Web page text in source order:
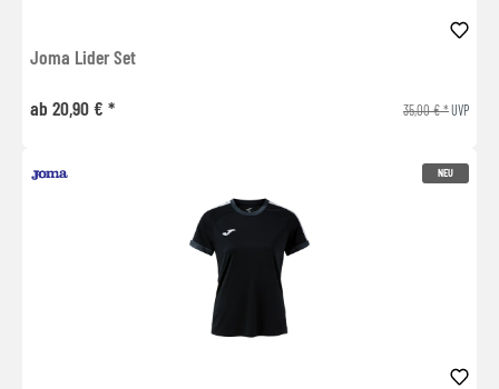
Joma Lider Set
ab 20,90 € * 35,00 € *UVP
NEU